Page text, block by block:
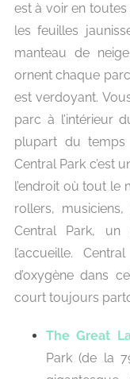
est à voir en
les feuilles
manteau de
ornent chaque
est verdoyant.
parc à l’intérieur
plupart du
Central Park c’est
l’endroit où tout le
rollers,
Central Park,
l’accueille.
d’oxygène dans
court toujours
The Great
Park (de la